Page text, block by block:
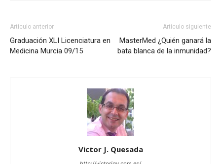
Artículo anterior
Graduación XLI Licenciatura en
Medicina Murcia 09/15
Artículo siguiente
MasterMed ¿Quién ganará la
bata blanca de la inmunidad?
Victor J. Quesada